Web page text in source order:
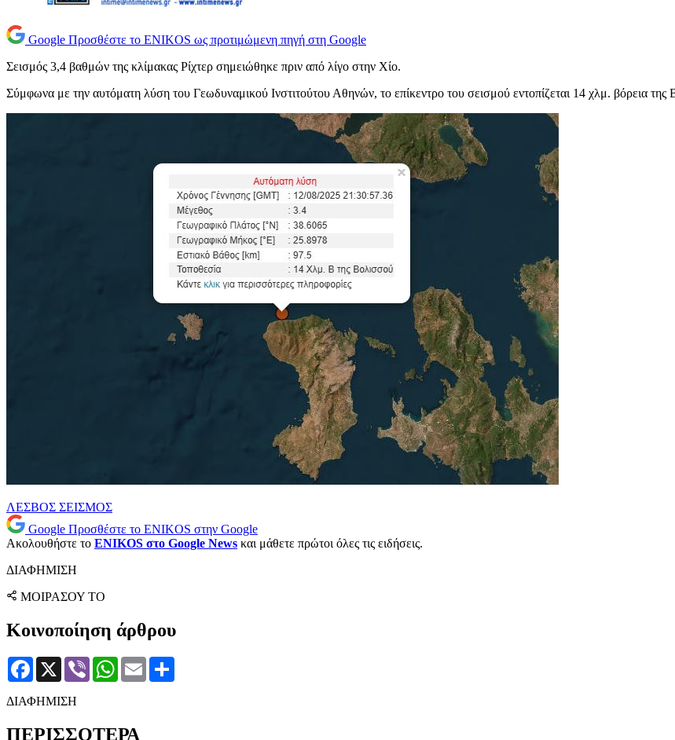
Google Προσθέστε το ENIKOS ως προτιμώμενη πηγή στη Google
Σεισμός 3,4 βαθμών της κλίμακας Ρίχτερ σημειώθηκε πριν από λίγο στην Χίο.
Σύμφωνα με την αυτόματη λύση του Γεωδυναμικού Ινστιτούτου Αθηνών, το επίκεντρο του σεισμού εντοπίζεται 14 χλμ. βόρεια της
ΛΕΣΒΟΣ ΣΕΙΣΜΟΣ
Google Προσθέστε το ENIKOS στην Google
Ακολουθήστε το ENIKOS στο Google News και μάθετε πρώτοι όλες τις ειδήσεις.
ΔΙΑΦΗΜΙΣΗ
ΜΟΙΡΑΣΟΥ ΤΟ
Κοινοποίηση άρθρου
Facebook
X Viber WhatsApp
Email
ΔΙΑΦΗΜΙΣΗ
ΠΕΡΙΣΣΟΤΕΡΑ